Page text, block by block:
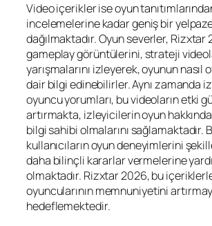
Video içerikler ise oyun
incelemelerine kadar geniş bir
dağılmaktadır. Oyun severler, Rizxtar
gameplay görüntülerini, strateji
yarışmalarını izleyerek, oyunun nasıl
dair bilgi edinebilirler. Aynı zamanda
oyuncu yorumları, bu videoların etki
artırmakta, izleyicilerin oyun
bilgi sahibi olmalarını sağlamaktadır.
kullanıcıların oyun deneyimlerini
daha bilinçli kararlar vermelerine
olmaktadır. Rizxtar 2026, bu
oyuncularının memnuniyetini
hedeflemektedir.